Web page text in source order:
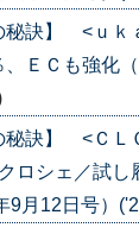
秘訣】 <ｕ
ＥＣも強化
秘訣】 <Ｃ
シェ／試し
9月12日号）